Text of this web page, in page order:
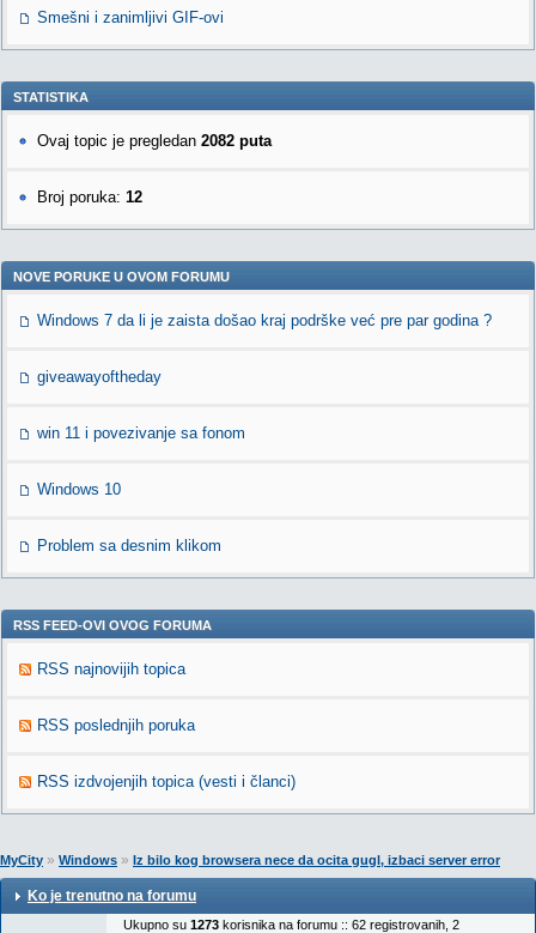
Smešni i zanimljivi GIF-ovi
STATISTIKA
Ovaj topic je pregledan 2082 puta
Broj poruka: 12
NOVE PORUKE U OVOM FORUMU
Windows 7 da li je zaista došao kraj podrške već pre par godina ?
giveawayoftheday
win 11 i povezivanje sa fonom
Windows 10
Problem sa desnim klikom
RSS FEED-OVI OVOG FORUMA
RSS najnovijih topica
RSS poslednjih poruka
RSS izdvojenjih topica (vesti i članci)
MyCity » Windows » Iz bilo kog browsera nece da ocita gugl, izbaci server error
Ko je trenutno na forumu
Ukupno su 1273 korisnika na forumu :: 62 registrovanih, 2